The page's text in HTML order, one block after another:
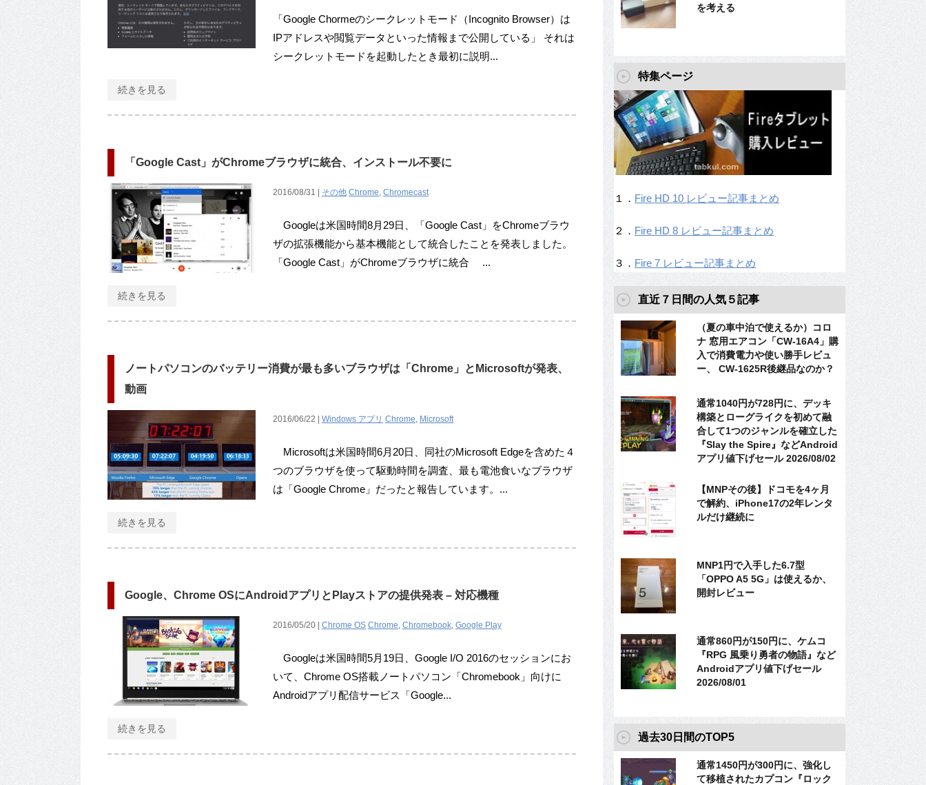
「Google Chormeのシークレットモード（Incognito Browser）は
IPアドレスや閲覧データといった情報まで公開している」 それは
シークレットモードを起動したとき最初に説明...
続きを見る
「Google Cast」がChromeブラウザに統合、インストール不要に
2016/08/31 | その他 Chrome, Chromecast
Googleは米国時間8月29日、「Google Cast」をChromeブラウ
ザの拡張機能から基本機能として統合したことを発表しました。
「Google Cast」がChromeブラウザに統合 ...
続きを見る
ノートパソコンのバッテリー消費が最も多いブラウザは「Chrome」とMicrosoftが発表、
動画
2016/06/22 | Windows アプリ Chrome, Microsoft
Microsoftは米国時間6月20日、同社のMicrosoft Edgeを含めた４
つのブラウザを使って駆動時間を調査、最も電池食いなブラウザ
は「Google Chrome」だったと報告しています。...
続きを見る
Google、Chrome OSにAndroidアプリとPlayストアの提供発表 – 対応機種
2016/05/20 | Chrome OS Chrome, Chromebook, Google Play
Googleは米国時間5月19日、Google I/O 2016のセッションにお
いて、Chrome OS搭載ノートパソコン「Chromebook」向けに
Androidアプリ配信サービス「Google...
続きを見る
を考える
特集ページ
１． Fire HD 10 レビュー記事まとめ
２． Fire HD 8 レビュー記事まとめ
３． Fire 7 レビュー記事まとめ
直近７日間の人気５記事
（夏の車中泊で使えるか）コロ
ナ 窓用エアコン「CW-16A4」購
入で消費電力や使い勝手レビュ
ー、 CW-1625R後継品なのか？
通常1040円が728円に、デッキ
構築とローグライクを初めて融
合して1つのジャンルを確立した
『Slay the Spire』などAndroid
アプリ値下げセール 2026/08/02
【MNPその後】ドコモを4ヶ月
で解約、iPhone17の2年レンタ
ルだけ継続に
MNP1円で入手した6.7型
「OPPO A5 5G」は使えるか、
開封レビュー
通常860円が150円に、ケムコ
『RPG 風乗り勇者の物語』など
Androidアプリ値下げセール
2026/08/01
過去30日間のTOP5
通常1450円が300円に、強化し
て移植されたカプコン『ロック